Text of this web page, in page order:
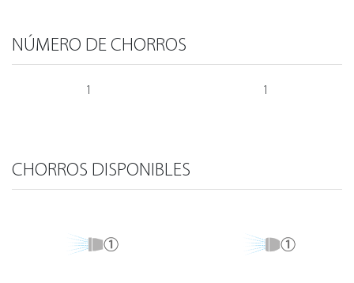
NÚMERO DE CHORROS
1 1
CHORROS DISPONIBLES